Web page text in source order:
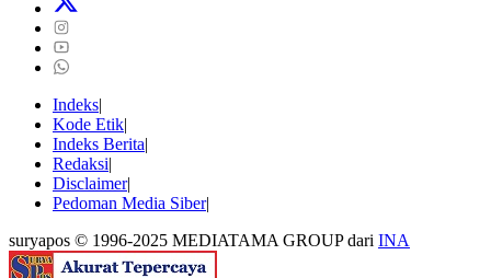
Indeks
Kode Etik
Indeks Berita
Redaksi
Disclaimer
Pedoman Media Siber
suryapos © 1996-2025 MEDIATAMA GROUP dari INA